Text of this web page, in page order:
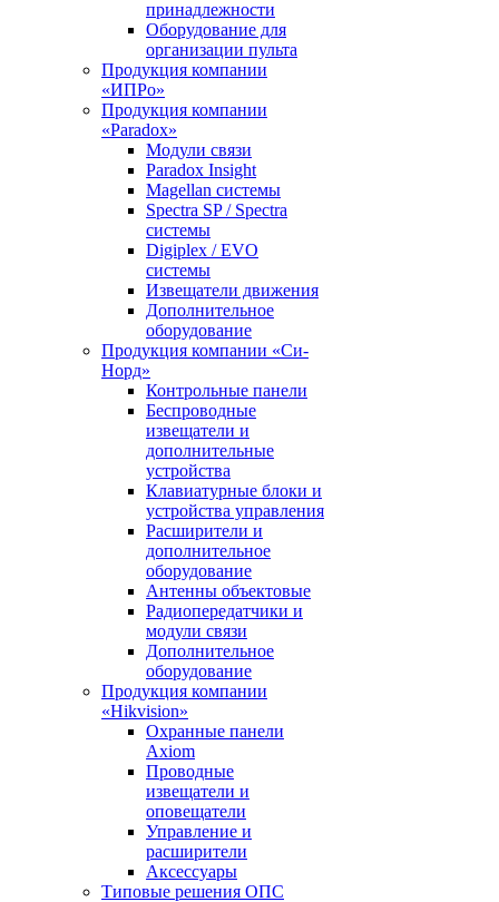
принадлежности
Оборудование для
организации пульта
Продукция компании
«ИПРо»
Продукция компании
«Paradox»
Модули связи
Paradox Insight
Magellan системы
Spectra SP / Spectra
системы
Digiplex / EVO
системы
Извещатели движения
Дополнительное
оборудование
Продукция компании «Си-
Норд»
Контрольные панели
Беспроводные
извещатели и
дополнительные
устройства
Клавиатурные блоки и
устройства управления
Расширители и
дополнительное
оборудование
Антенны объектовые
Радиопередатчики и
модули связи
Дополнительное
оборудование
Продукция компании
«Hikvision»
Охранные панели
Axiom
Проводные
извещатели и
оповещатели
Управление и
расширители
Аксессуары
Типовые решения ОПС